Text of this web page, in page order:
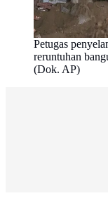
Petugas
reruntuhan
(Dok. AP)